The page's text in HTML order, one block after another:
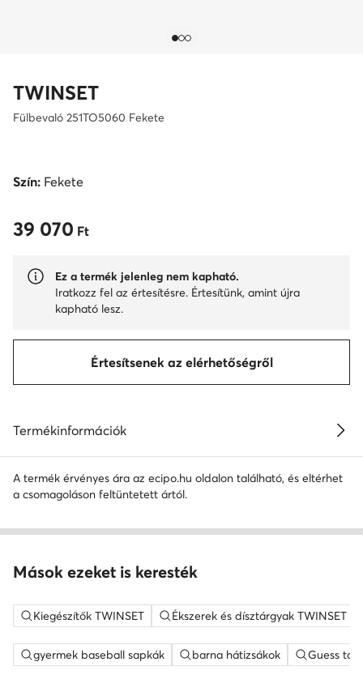
TWINSET
Fülbevaló 251TO5060 Fekete
Szín: Fekete
39 070 Ft
39 070 Ft
Ez a termék jelenleg nem kapható.
Iratkozz fel az értesítésre. Értesítünk, amint újra
kapható lesz.
Értesítsenek az elérhetőségről
Termékinformációk
A termék érvényes ára az ecipo.hu oldalon található, és eltérhet
a csomagoláson feltüntetett ártól.
Mások ezeket is keresték
Kiegészítők TWINSET Ékszerek és dísztárgyak TWINSET
gyermek baseball sapkák barna hátizsákok Guess